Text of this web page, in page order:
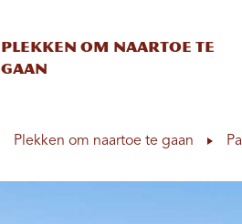
Plekken om naartoe te
gaan
Plekken om naartoe te gaan